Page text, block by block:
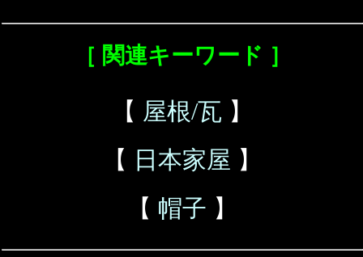
［ 関連キーワード ］
【 屋根/瓦 】
【 日本家屋 】
【 帽子 】